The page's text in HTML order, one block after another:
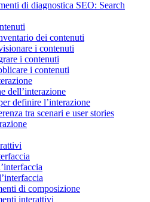
di diagnostica SEO: Search
dei contenuti
i contenuti
i contenuti
i contenuti
dell’interazione
definire l’interazione
tra scenari e user stories
di composizione
interattivi